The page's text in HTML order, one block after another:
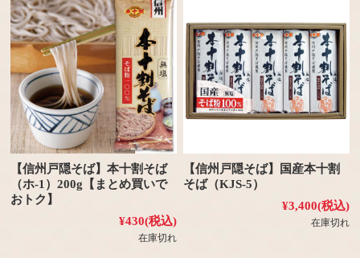
【信州戸隠そば】本十割そば
（ホ-1）200g【まとめ買いで
おトク】
¥430(税込)
在庫切れ
【信州戸隠そば】国産本十割
そば（KJS-5）
¥3,400(税込)
在庫切れ